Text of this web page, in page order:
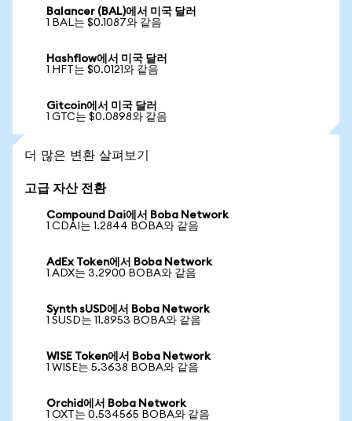
Balancer (BAL)에서 미국 달러
1 BAL는 $0.1087와 같음
Hashflow에서 미국 달러
1 HFT는 $0.0121와 같음
Gitcoin에서 미국 달러
1 GTC는 $0.0898와 같음
더 많은 변환 살펴보기
고급 자산 전환
Compound Dai에서 Boba Network
1 CDAI는 1.2844 BOBA와 같음
AdEx Token에서 Boba Network
1 ADX는 3.2900 BOBA와 같음
Synth sUSD에서 Boba Network
1 SUSD는 11.8953 BOBA와 같음
WISE Token에서 Boba Network
1 WISE는 5.3638 BOBA와 같음
Orchid에서 Boba Network
1 OXT는 0.534565 BOBA와 같음